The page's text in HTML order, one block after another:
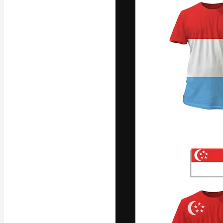
Platforma
najlepszych
subskrybentów
Polski
Copyright © 2010-